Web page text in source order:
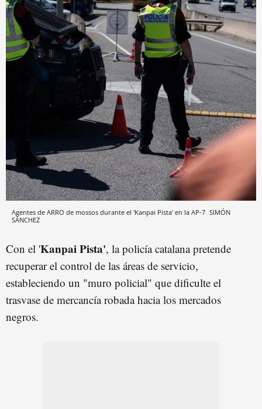
Agentes de ARRO de mossos durante el 'Kanpai Pista' en la AP-7 SIMÓN
SÁNCHEZ
Con el 'Kanpai Pista', la policía catalana pretende
recuperar el control de las áreas de servicio,
estableciendo un "muro policial" que dificulte el
trasvase de mercancía robada hacia los mercados
negros.